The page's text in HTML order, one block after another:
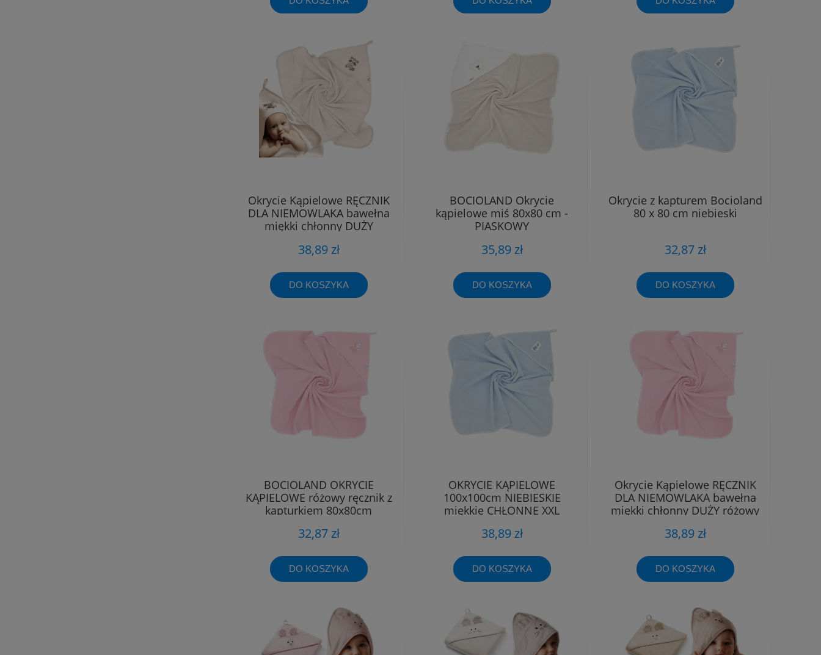
Okrycie Kąpielowe RĘCZNIK
DLA NIEMOWLAKA bawełna
miękki chłonny DUŻY
38,89 zł
DO KOSZYKA
BOCIOLAND Okrycie
kąpielowe miś 80x80 cm -
PIASKOWY
35,89 zł
DO KOSZYKA
Okrycie z kapturem Bocioland
80 x 80 cm niebieski
32,87 zł
DO KOSZYKA
BOCIOLAND OKRYCIE
KĄPIELOWE różowy ręcznik z
kapturkiem 80x80cm
32,87 zł
DO KOSZYKA
OKRYCIE KĄPIELOWE
100x100cm NIEBIESKIE
miękkie CHŁONNE XXL
38,89 zł
DO KOSZYKA
Okrycie Kąpielowe RĘCZNIK
DLA NIEMOWLAKA bawełna
miękki chłonny DUŻY różowy
38,89 zł
DO KOSZYKA